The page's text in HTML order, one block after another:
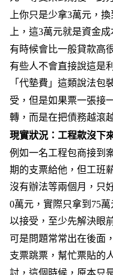
上你只是少拿3萬元，
上，這3萬元就是資金
有時候會比一般貸款高
有些人不會直接說這是
「代墊費」這類說法包
受，但是如果票一張接
轉，而是在把債務越滾
現實狀況：工程款沒下
例如一名工程包商接到
期的支票給他，但工班
沒有辦法等兩個月，只
0萬元，實際只拿到75
以接受，至少先解決眼
可是問題常常出在後面
支票跳票，幫忙票貼的
討，這個時候，原本只